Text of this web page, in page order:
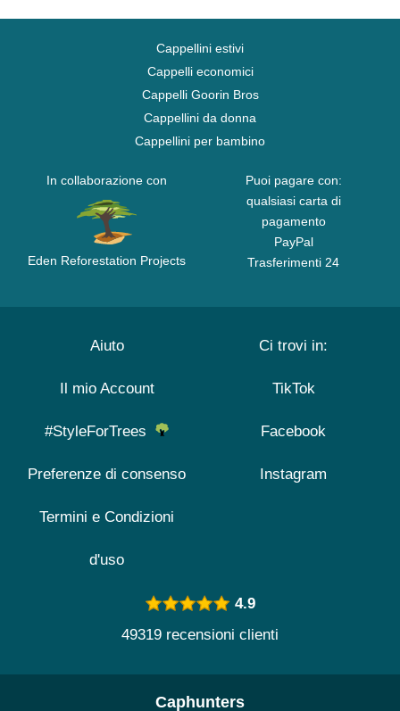
Cappellini estivi
Cappelli economici
Cappelli Goorin Bros
Cappellini da donna
Cappellini per bambino
In collaborazione con
Eden Reforestation Projects
Puoi pagare con:
qualsiasi carta di
pagamento
PayPal
Trasferimenti 24
Aiuto
Il mio Account
#StyleForTrees
Preferenze di consenso
Termini e Condizioni
d'uso
Ci trovi in:
TikTok
Facebook
Instagram
4.9
49319 recensioni clienti
Caphunters